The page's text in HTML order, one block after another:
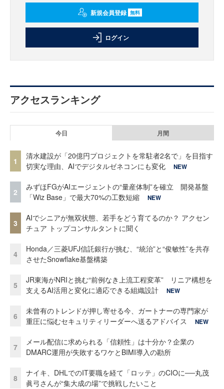
新規会員登録 無料
ログイン
アクセスランキング
今日 月間
1
清水建設が「20億円プロジェクトを常駐者2名で」を目指す
切実な理由、AIでデジタルゼネコンにも変化
NEW
2
みずほFGがAIエージェントの“量産体制”を確立 開発基盤
「Wiz Base」で最大70%の工数短縮
NEW
3
AIでシニアが無双状態、若手をどう育てるのか？ アクセン
チュア トップコンサルタントに聞く
4
Honda／三菱UFJ信託銀行が挑む、“統治”と“俊敏性”を共存
させたSnowflake基盤構築
5
JR東海がNRIと挑む“前例なき上流工程変革” リニア構想を
支えるAI活用と変化に適応できる組織設計
NEW
6
未曾有のトレンドが押し寄せる今、ガートナーの専門家が
重圧に悩むセキュリティリーダーへ送るアドバイス
NEW
7
メール配信に求められる「信頼性」は十分か？企業の
DMARC運用が失敗するワケとBIMI導入の勘所
8
ナイキ、DHLでのIT要職を経て「ロッテ」のCIOに──丸茂
眞弓さんが“集大成の場”で挑戦したいこと